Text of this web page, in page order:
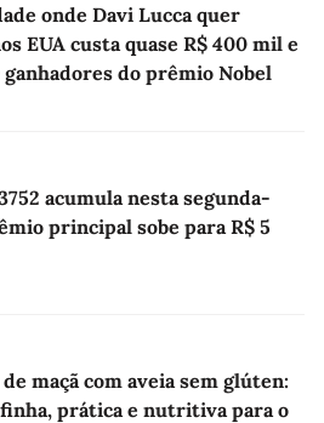
onde Davi Lucca quer
EUA custa quase R$ 400 mil e
ganhadores do prêmio Nobel
acumula nesta segunda-
principal sobe para R$ 5
de maçã com aveia sem glúten:
prática e nutritiva para o